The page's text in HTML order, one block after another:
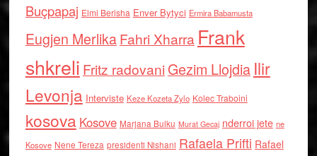
Buçpapaj Elmi Berisha Enver Bytyci Ermira Babamusta
Eugjen MerlikaFahri Xharra Frank
shkreli Fritz radovaniGezim Llojdia Ilir
Levonja Interviste Keze Kozeta Zylo Kolec Traboini
kosova Kosove Marjana Bulku Murat Gecaj nderroi jete ne
Kosove Nene Tereza presidenti Nishani Rafaela Prifti Rafael